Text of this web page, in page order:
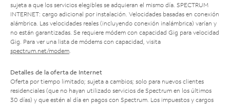
sujeta a que los servicios elegibles se adquieran el mismo día. SPECTRUM
INTERNET: cargo adicional por instalación. Velocidades basadas en conexión
alámbrica. Las velocidades reales (incluyendo conexión inalámbrica) varían y
no están garantizadas. Se requiere módem con capacidad Gig para velocidad
Gig. Para ver una lista de módems con capacidad, visita
spectrum.net/modem
Detalles de la oferta de Internet
Oferta por tiempo limitado; sujeta a cambios; solo para nuevos clientes
residenciales (que no hayan utilizado servicios de Spectrum en los últimos
30 días) y que estén al día en pagos con Spectrum. Los impuestos y cargos